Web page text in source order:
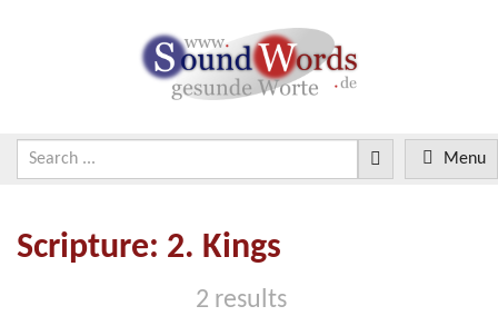
Menu
Scripture: 2. Kings
2 results